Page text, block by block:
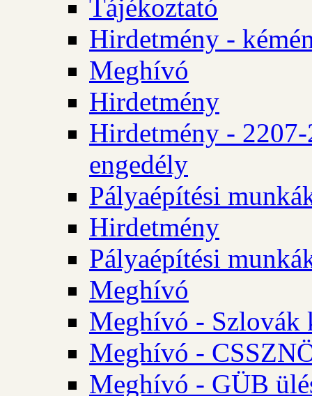
Tájékoztató
Hirdetmény -
Meghívó
Hirdetmény
Hirdetmény -
engedély
Pályaépítési
Hirdetmény
Pályaépítési
Meghívó
Meghívó - Szlovák
Meghívó -
Meghívó - GÜB